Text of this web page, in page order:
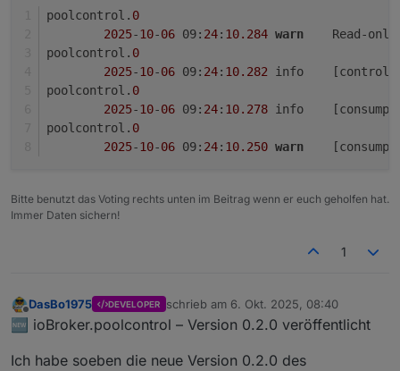
poolcontrol. 0
2025-10-06 09: 24: 10.284 warn
Read-
poolcontrol. 0
2025-10-06 09: 24: 10.282
info
poolcontrol. 0
2025-10-06 09: 24: 10.278
info
poolcontrol. 0
2025-10-06 09: 24: 10.250 warn
Bitte benutzt das Voting rechts unten im Beitrag wenn er euch geholfen hat.
Immer Daten sichern!
1
Offline
DasBo1975 DEVELOPER schrieb am 6. Okt. 2025, 08:40
zuletzt editiert von
🆕 ioBroker.poolcontrol – Version 0.2.0 veröffentlicht
Ich habe soeben die neue Version 0.2.0 des